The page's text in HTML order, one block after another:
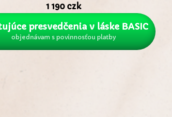
1 190 czk
presvedčenia v láske BASIC
objednávam s povinnosťou platby